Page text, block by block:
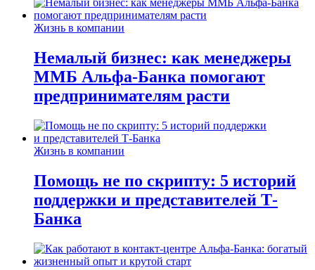
Жизнь в компании
Немалый бизнес: как менеджеры
ММБ Альфа-Банка помогают
предпринимателям расти
Жизнь в компании
Помощь не по скрипту: 5 историй
поддержки и представителей Т-
Банка